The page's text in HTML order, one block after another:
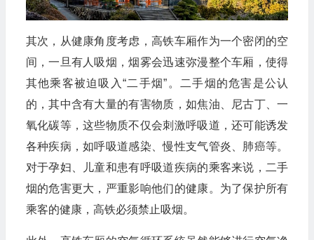
其次，从健康角度考虑，高铁车厢作为一个密闭的空
间，一旦有人吸烟，烟雾会迅速弥漫整个车厢，使得
其他乘客被迫吸入“二手烟”。二手烟的危害是公认
的，其中含有大量的有害物质，如焦油、尼古丁、一
氧化碳等，这些物质不仅会刺激呼吸道，还可能诱发
各种疾病，如呼吸道感染、慢性支气管炎、肺癌等。
对于孕妇、儿童和患有呼吸道疾病的乘客来说，二手
烟的危害更大，严重影响他们的健康。为了保护所有
乘客的健康，高铁必须禁止吸烟。